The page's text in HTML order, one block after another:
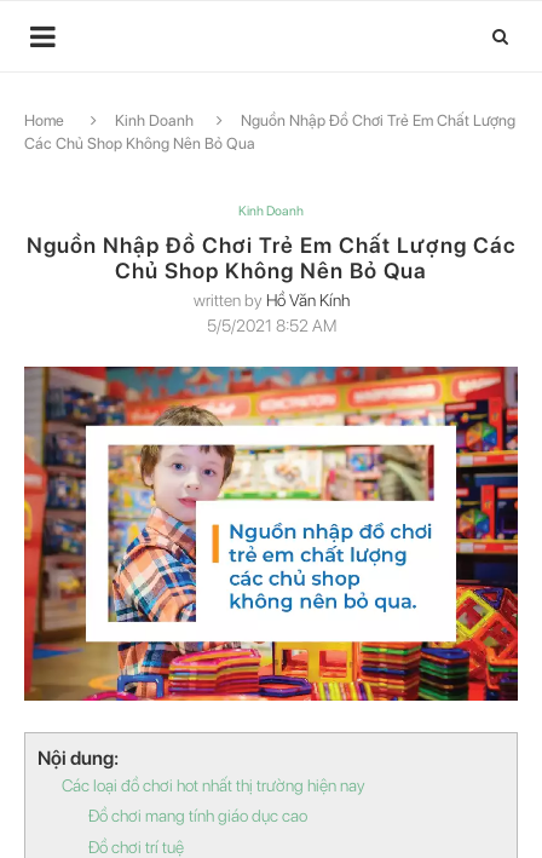
Home Kinh Doanh
Nguồn Nhập Đồ Chơi Trẻ Em Chất Lượng
Các Chủ Shop Không Nên Bỏ Qua
Kinh Doanh
Nguồn Nhập Đồ Chơi Trẻ Em Chất Lượng Các
Chủ Shop Không Nên Bỏ Qua
written by Hồ Văn Kính
5/5/2021 8:52 AM
Nội dung:
Các loại đồ chơi hot nhất thị trường hiện nay
Đồ chơi mang tính giáo dục cao
Đồ chơi trí tuệ